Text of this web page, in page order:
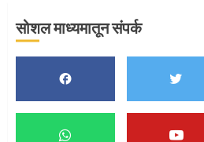
मुख्यमंत्र्यांच्या
सोशल माध्यमातून संपर्क